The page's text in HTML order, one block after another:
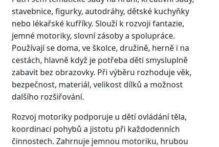
stavebnice, figurky, autodráhy, dětské kuchyňky
nebo lékařské kufříky. Slouží k rozvoji fantazie,
jemné motoriky, slovní zásoby a spolupráce.
Používají se doma, ve školce, družině, herně i na
cestách, hlavně když je potřeba děti smysluplně
zabavit bez obrazovky. Při výběru rozhoduje věk,
bezpečnost, materiál, velikost dílků a možnost
dalšího rozšiřování.
Rozvoj motoriky podporuje u dětí ovládání těla,
koordinaci pohybů a jistotu při každodenních
činnostech. Zahrnuje jemnou motoriku, hrubou